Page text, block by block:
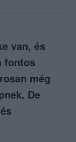
van, és
fontos
még
De